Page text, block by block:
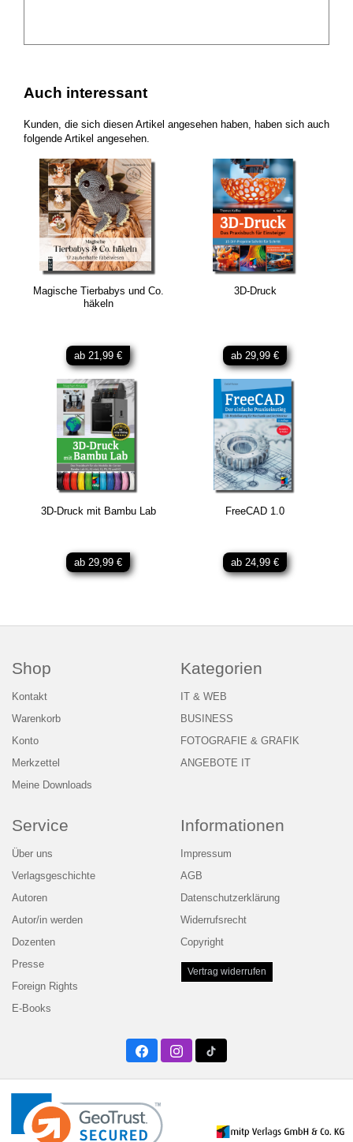
Auch interessant
Kunden, die sich diesen Artikel angesehen haben, haben sich auch
folgende Artikel angesehen.
Magische Tierbabys und Co.
häkeln
ab 21,99 €
3D-Druck
ab 29,99 €
3D-Druck mit Bambu Lab
ab 29,99 €
FreeCAD 1.0
ab 24,99 €
Shop
Kontakt
Warenkorb
Konto
Merkzettel
Meine Downloads
Kategorien
IT & WEB
BUSINESS
FOTOGRAFIE & GRAFIK
ANGEBOTE IT
Service
Über uns
Verlagsgeschichte
Autoren
Autor/in werden
Dozenten
Presse
Foreign Rights
E-Books
Informationen
Impressum
AGB
Datenschutzerklärung
Widerrufsrecht
Copyright
Vertrag widerrufen
FacebookInstagramTwitter